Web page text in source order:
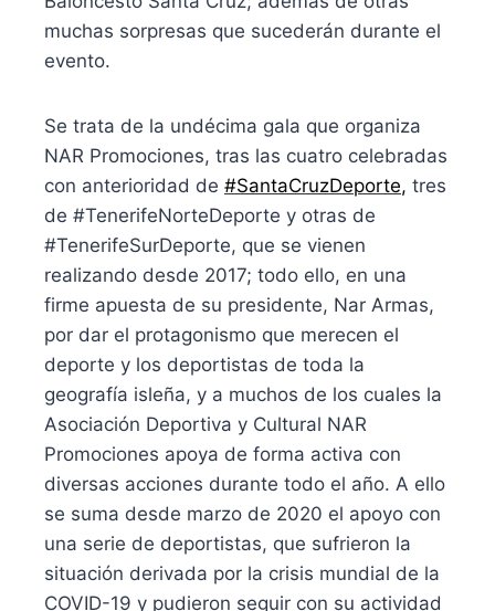
muchas sorpresas que sucederán durante el
evento.
Se trata de la undécima gala que organiza
NAR Promociones, tras las cuatro celebradas
con anterioridad de #SantaCruzDeporte, tres
de #TenerifeNorteDeporte y otras de
#TenerifeSurDeporte, que se vienen
realizando desde 2017; todo ello, en una
firme apuesta de su presidente, Nar Armas,
por dar el protagonismo que merecen el
deporte y los deportistas de toda la
geografía isleña, y a muchos de los cuales la
Asociación Deportiva y Cultural NAR
Promociones apoya de forma activa con
diversas acciones durante todo el año. A ello
se suma desde marzo de 2020 el apoyo con
una serie de deportistas, que sufrieron la
situación derivada por la crisis mundial de la
COVID-19 y pudieron seguir con su actividad